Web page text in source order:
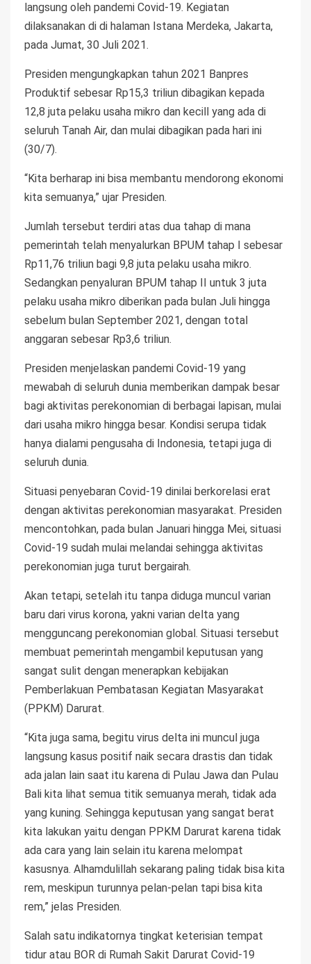
langsung oleh pandemi Covid-19. Kegiatan
dilaksanakan di di halaman Istana Merdeka, Jakarta,
pada Jumat, 30 Juli 2021.
Presiden mengungkapkan tahun 2021 Banpres
Produktif sebesar Rp15,3 triliun dibagikan kepada
12,8 juta pelaku usaha mikro dan kecill yang ada di
seluruh Tanah Air, dan mulai dibagikan pada hari ini
(30/7).
“Kita berharap ini bisa membantu mendorong ekonomi
kita semuanya,” ujar Presiden.
Jumlah tersebut terdiri atas dua tahap di mana
pemerintah telah menyalurkan BPUM tahap I sebesar
Rp11,76 triliun bagi 9,8 juta pelaku usaha mikro.
Sedangkan penyaluran BPUM tahap II untuk 3 juta
pelaku usaha mikro diberikan pada bulan Juli hingga
sebelum bulan September 2021, dengan total
anggaran sebesar Rp3,6 triliun.
Presiden menjelaskan pandemi Covid-19 yang
mewabah di seluruh dunia memberikan dampak besar
bagi aktivitas perekonomian di berbagai lapisan, mulai
dari usaha mikro hingga besar. Kondisi serupa tidak
hanya dialami pengusaha di Indonesia, tetapi juga di
seluruh dunia.
Situasi penyebaran Covid-19 dinilai berkorelasi erat
dengan aktivitas perekonomian masyarakat. Presiden
mencontohkan, pada bulan Januari hingga Mei, situasi
Covid-19 sudah mulai melandai sehingga aktivitas
perekonomian juga turut bergairah.
Akan tetapi, setelah itu tanpa diduga muncul varian
baru dari virus korona, yakni varian delta yang
mengguncang perekonomian global. Situasi tersebut
membuat pemerintah mengambil keputusan yang
sangat sulit dengan menerapkan kebijakan
Pemberlakuan Pembatasan Kegiatan Masyarakat
(PPKM) Darurat.
“Kita juga sama, begitu virus delta ini muncul juga
langsung kasus positif naik secara drastis dan tidak
ada jalan lain saat itu karena di Pulau Jawa dan Pulau
Bali kita lihat semua titik semuanya merah, tidak ada
yang kuning. Sehingga keputusan yang sangat berat
kita lakukan yaitu dengan PPKM Darurat karena tidak
ada cara yang lain selain itu karena melompat
kasusnya. Alhamdulillah sekarang paling tidak bisa kita
rem, meskipun turunnya pelan-pelan tapi bisa kita
rem,” jelas Presiden.
Salah satu indikatornya tingkat keterisian tempat
tidur atau BOR di Rumah Sakit Darurat Covid-19